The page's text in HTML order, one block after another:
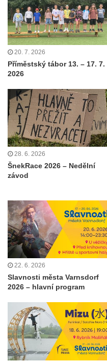
20. 7. 2026
Příměstský tábor 13. – 17. 7.
2026
28. 6. 2026
ŠnekRace 2026 – Nedělní
závod
22. 6. 2026
Slavnosti města Varnsdorf
2026 – hlavní program